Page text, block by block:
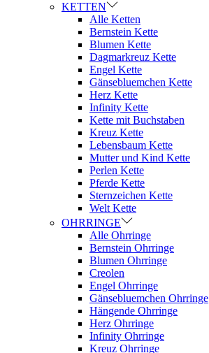
KETTEN
Alle Ketten
Bernstein Kette
Blumen Kette
Dagmarkreuz Kette
Engel Kette
Gänsebluemchen Kette
Herz Kette
Infinity Kette
Kette mit Buchstaben
Kreuz Kette
Lebensbaum Kette
Mutter und Kind Kette
Perlen Kette
Pferde Kette
Sternzeichen Kette
Welt Kette
OHRRINGE
Alle Ohrringe
Bernstein Ohrringe
Blumen Ohrringe
Creolen
Engel Ohrringe
Gänsebluemchen Ohrringe
Hängende Ohrringe
Herz Ohrringe
Infinity Ohrringe
Kreuz Ohrringe